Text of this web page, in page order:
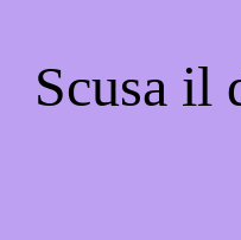
Scusa il